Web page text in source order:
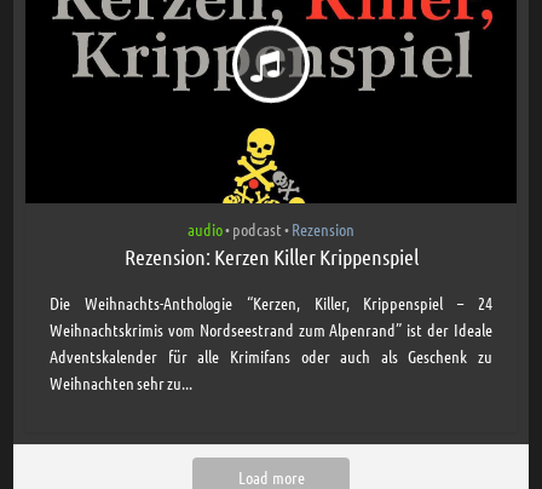
audio•podcast•Rezension
Rezension: Kerzen Killer Krippenspiel
Die Weihnachts-Anthologie “Kerzen, Killer, Krippenspiel – 24
Weihnachtskrimis vom Nordseestrand zum Alpenrand” ist der Ideale
Adventskalender für alle Krimifans oder auch als Geschenk zu
Weihnachten sehr zu...
Load more